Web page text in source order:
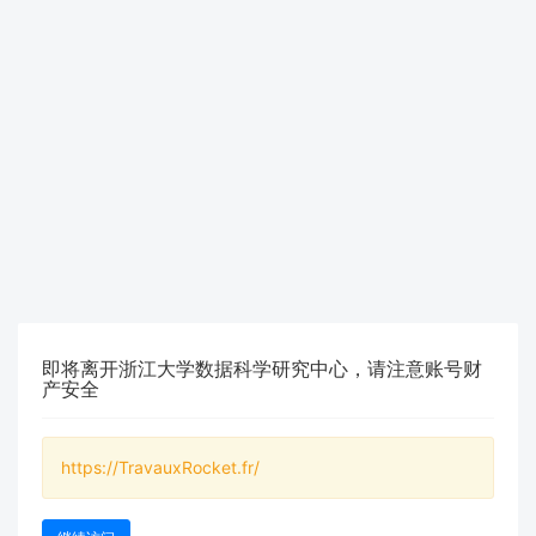
即将离开浙江大学数据科学研究中心，请注意账号财
产安全
https://TravauxRocket.fr/